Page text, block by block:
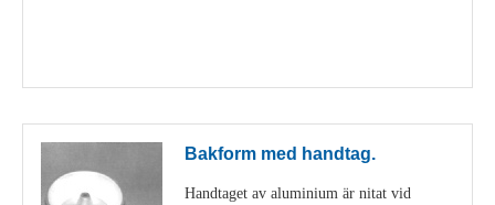
Bakform med handtag.
Handtaget av aluminium är nitat vid